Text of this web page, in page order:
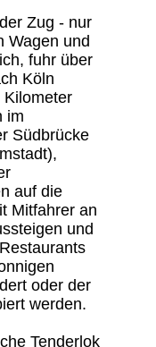
Zug - nur
Wagen und
fuhr über
Köln
Kilometer
im
Südbrücke
auf die
Mitfahrer an
und
oder der
werden.
Tenderlok